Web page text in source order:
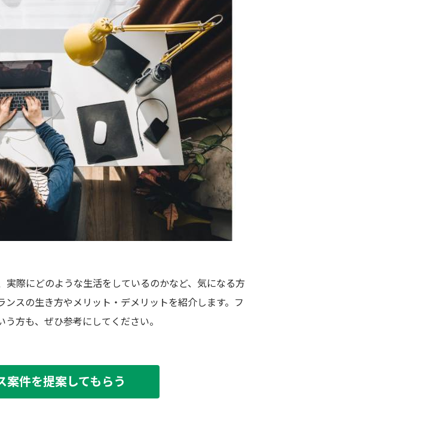
実際にどのような生活をしているのかなど、気になる方
スの生き方やメリット・デメリットを紹介します。フ
方も、ぜひ参考にしてください。
案件を提案してもらう